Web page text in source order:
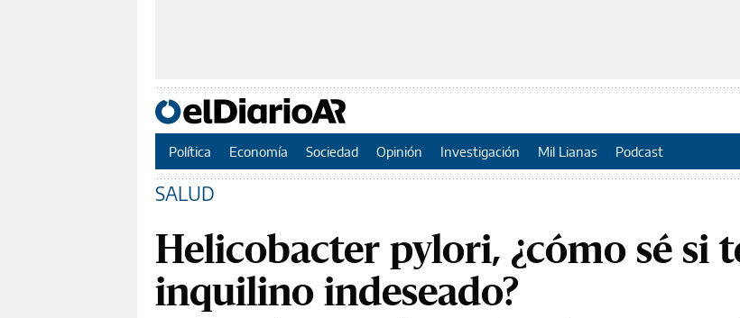
Política Economía Sociedad Opinión Investigación Mil Lianas Podcast
SALUD
Helicobacter pylori, ¿cómo sé si
inquilino indeseado?